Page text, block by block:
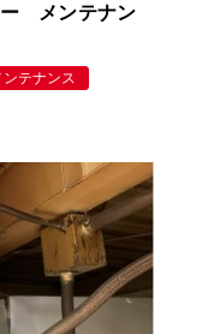
メンテナン
テナンス